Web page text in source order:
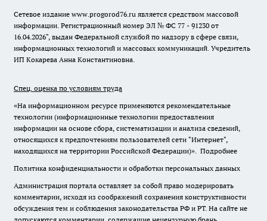
Сетевое издание www.progorod76.ru является средством массовой
информации. Регистрационный номер ЭЛ № ФС 77 - 91230 от
16.04.2026", выдан Федеральной службой по надзору в сфере связи,
информационных технологий и массовых коммуникаций. Учредитель
ИП Кокарева Анна Константиновна.
Спец. оценка по условиям труда
«На информационном ресурсе применяются рекомендательные
технологии (информационные технологии предоставления
информации на основе сбора, систематизации и анализа сведений,
относящихся к предпочтениям пользователей сети "Интернет",
находящихся на территории Российской Федерации)». Подробнее
Политика конфиденциальности и обработки персональных данных
Администрация портала оставляет за собой право модерировать
комментарии, исходя из соображений сохранения конструктивности
обсуждения тем и соблюдения законодательства РФ и РТ. На сайте не